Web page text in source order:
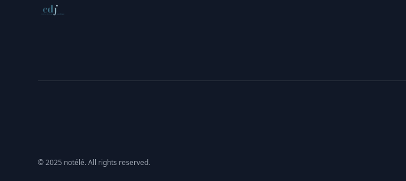
Conseil de déontologie journalistique
© 2025 notélé. All rights reserved.